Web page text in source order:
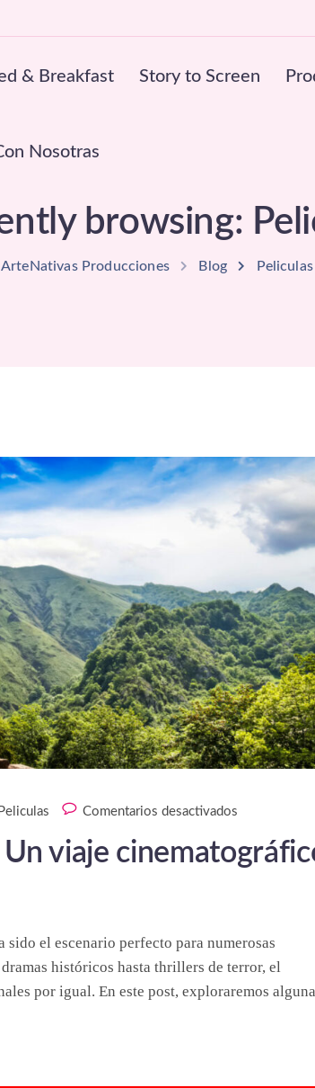
& Breakfast Story to Screen
Nosotras
browsing:
ArteNativas Producciones Blog Peliculas
Peliculas Comentarios desactivados
Un viaje
el escenario perfecto para numerosas
históricos hasta thrillers de terror, el
por igual. En este post, exploraremos